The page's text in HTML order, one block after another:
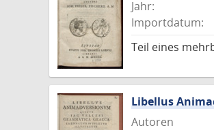
Jahr:
Importdatum:
Teil eines
Libellus
Autoren